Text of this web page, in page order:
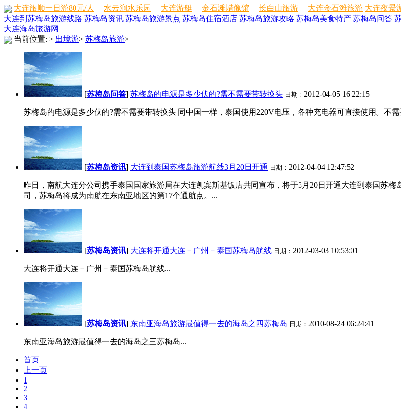
大连旅顺一日游80元/人 水云涧水乐园 大连游艇 金石滩蜡像馆 长白山旅游 大连金石滩旅游 大连夜景
大连到苏梅岛旅游线路 苏梅岛资讯 苏梅岛旅游景点 苏梅岛住宿酒店 苏梅岛旅游攻略 苏梅岛美食特产 苏梅岛问答
大连海岛旅游网
当前位置: > 出境游> 苏梅岛旅游>
[苏梅岛问答] 苏梅岛的电源是多少伏的?需不需要带转换头 日期： 2012-04-05 16:22:15
苏梅岛的电源是多少伏的?需不需要带转换头 同中国一样，泰国使用220V电压，各种充电器可直接使用。不
[苏梅岛资讯] 大连到泰国苏梅岛旅游航线3月20日开通 日期： 2012-04-04 12:47:52
昨日，南航大连分公司携手泰国国家旅游局在大连凯宾斯基饭店共同宣布，将于3月20日开通大连到泰国苏
司，苏梅岛将成为南航在东南亚地区的第17个通航点。...
[苏梅岛资讯] 大连将开通大连－广州－泰国苏梅岛航线 日期： 2012-03-03 10:53:01
大连将开通大连－广州－泰国苏梅岛航线...
[苏梅岛资讯] 东南亚海岛旅游最值得一去的海岛之四苏梅岛 日期： 2010-08-24 06:24:41
东南亚海岛旅游最值得一去的海岛之三苏梅岛...
首页
上一页
1
2
3
4